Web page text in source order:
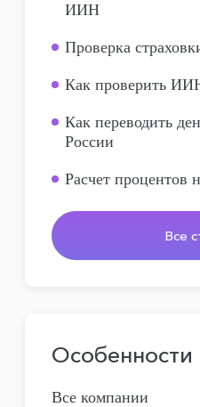
ИИН
Проверка
Как проверить
Как переводить
России
Расчет процентов
Все
Особенности
Все компании